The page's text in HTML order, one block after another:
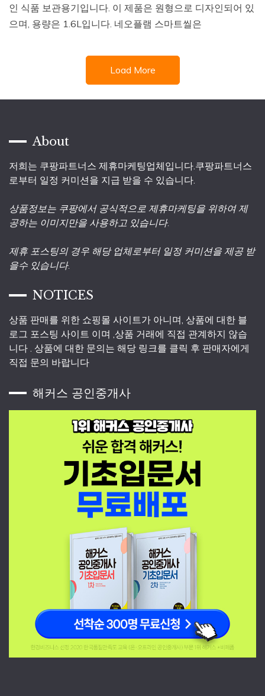
인 식품 보관용기입니다. 이 제품은 원형으로 디자인되어 있
으며, 용량은 1.6L입니다. 네오플램 스마트씰은
Load More
About
저희는 쿠팡파트너스 제휴마케팅업체입니다.쿠팡파트너스
로부터 일정 커미션을 지급 받을 수 있습니다.
상품정보는 쿠팡에서 공식적으로 제휴마케팅을 위하여 제
공하는 이미지만을 사용하고 있습니다.
제휴 포스팅의 경우 해당 업체로부터 일정 커미션을 제공 받
을수 있습니다.
NOTICES
상품 판매를 위한 쇼핑몰 사이트가 아니며, 상품에 대한 블
로그 포스팅 사이트 이며 ,상품 거래에 직접 관계하지 않습
니다 . 상품에 대한 문의는 해당 링크를 클릭 후 판매자에게
직접 문의 바랍니다
해커스 공인중개사